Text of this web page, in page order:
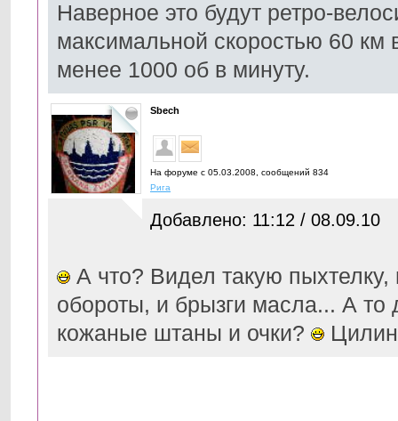
Наверное это будут ретро-
максимальной скоростью 60 км
менее 1000 об в минуту.
Sbech
На форуме с 05.03.2008, cообщений 834
Рига
Добавлено: 11:12 / 08.09.10
А что? Видел такую
обороты, и брызги масла... А
кожаные штаны и очки?